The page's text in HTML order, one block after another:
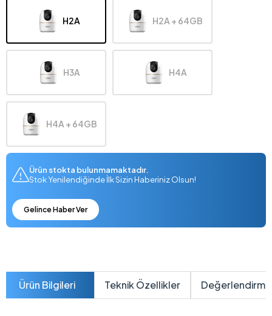
H2A H2A + 64GB
H3A H4A
H4A + 64GB
Ürün stokta bulunmamaktadır.
Stok Yenilendiğinde İlk Sizin Haberiniz Olsun!
Gelince Haber Ver
Ürün Bilgileri Teknik Özellikler